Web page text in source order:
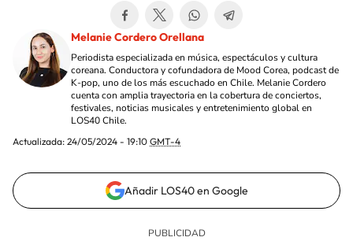
Melanie Cordero Orellana
Periodista especializada en música, espectáculos y cultura
coreana. Conductora y cofundadora de Mood Corea, podcast de
K-pop, uno de los más escuchado en Chile. Melanie Cordero
cuenta con amplia trayectoria en la cobertura de conciertos,
festivales, noticias musicales y entretenimiento global en
LOS40 Chile.
Actualizada: 24/05/2024 - 19:10 GMT-4
Añadir LOS40 en Google